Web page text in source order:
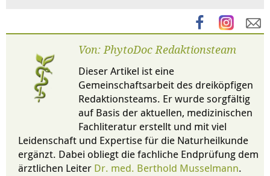
Von: PhytoDoc Redaktionsteam
Dieser Artikel ist eine
Gemeinschaftsarbeit des dreiköpfigen
Redaktionsteams. Er wurde sorgfältig
auf Basis der aktuellen, medizinischen
Fachliteratur erstellt und mit viel
Leidenschaft und Expertise für die Naturheilkunde
ergänzt. Dabei obliegt die fachliche Endprüfung dem
ärztlichen Leiter Dr. med. Berthold Musselmann.